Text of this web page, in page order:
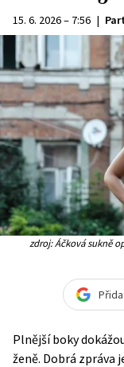
15. 6. 2026 – 7:56 |
zdroj: Áčková sukně
Plnější boky
ženě. Dobrá zpráva